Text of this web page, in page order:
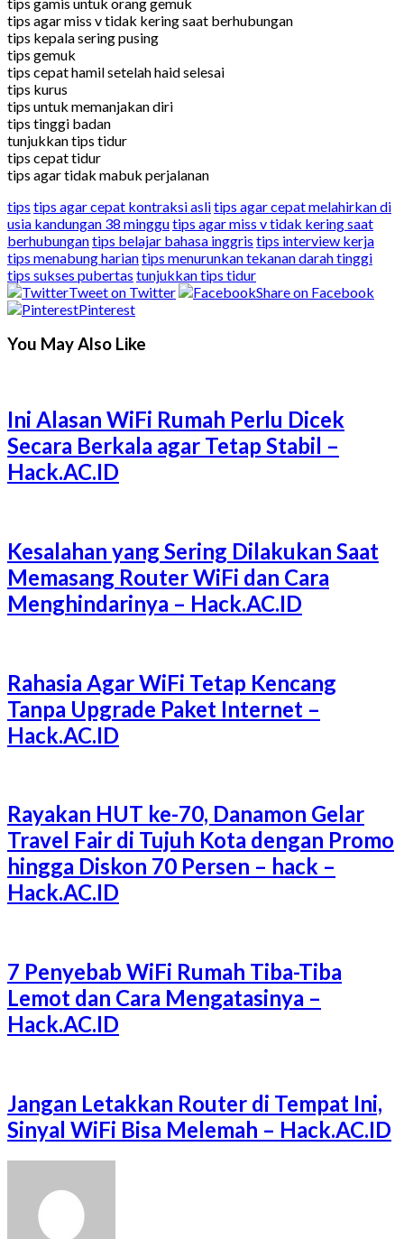
tips agar miss v tidak kering saat berhubungan
tips kepala sering pusing
tips gemuk
tips cepat hamil setelah haid selesai
tips kurus
tips untuk memanjakan diri
tips tinggi badan
tunjukkan tips tidur
tips cepat tidur
tips agar tidak mabuk perjalanan
tips tips agar cepat kontraksi aslitips agar cepat melahirkan di
usia kandungan 38 minggutips agar miss v tidak kering saat
berhubungantips belajar bahasa inggris tips interview kerja
tips menabung hariantips menurunkan tekanan darah tinggi
tips sukses pubertas tunjukkan tips tidur
Tweet on Twitter
Share on Facebook
Pinterest
You May Also Like
Ini Alasan WiFi Rumah Perlu Dicek
Secara Berkala agar Tetap Stabil –
Hack.AC.ID
Kesalahan yang Sering Dilakukan Saat
Memasang Router WiFi dan Cara
Menghindarinya – Hack.AC.ID
Rahasia Agar WiFi Tetap Kencang
Tanpa Upgrade Paket Internet –
Hack.AC.ID
Rayakan HUT ke-70, Danamon Gelar
Travel Fair di Tujuh Kota dengan Promo
hingga Diskon 70 Persen – hack –
Hack.AC.ID
7 Penyebab WiFi Rumah Tiba-Tiba
Lemot dan Cara Mengatasinya –
Hack.AC.ID
Jangan Letakkan Router di Tempat Ini,
Sinyal WiFi Bisa Melemah – Hack.AC.ID